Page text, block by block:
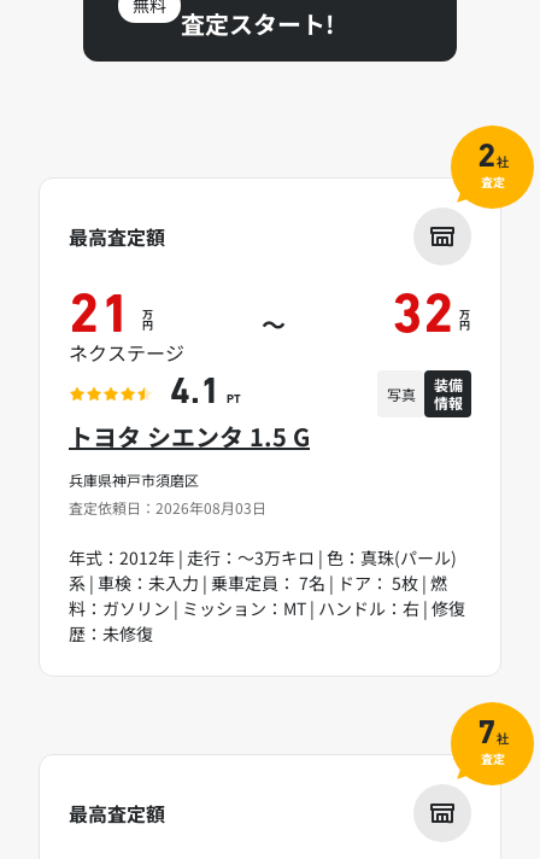
無料
査定スタート!
兵庫県神戸市須磨区
査定依頼日：2026年08月03日
トヨタ シエンタ 1.5 G
年式：2012年 | 走行：～3万キロ | 色：真珠(パール)
系 | 車検：未入力 | 乗車定員： 7名 | ドア： 5枚 | 燃
料：ガソリン | ミッション：MT | ハンドル：右 | 修復
歴：未修復
最高査定額
21 万
円 ～ 32 万
円
ネクステージ
4.1 PT 写真
装備
情報
2社
査定
最高査定額
7社
査定